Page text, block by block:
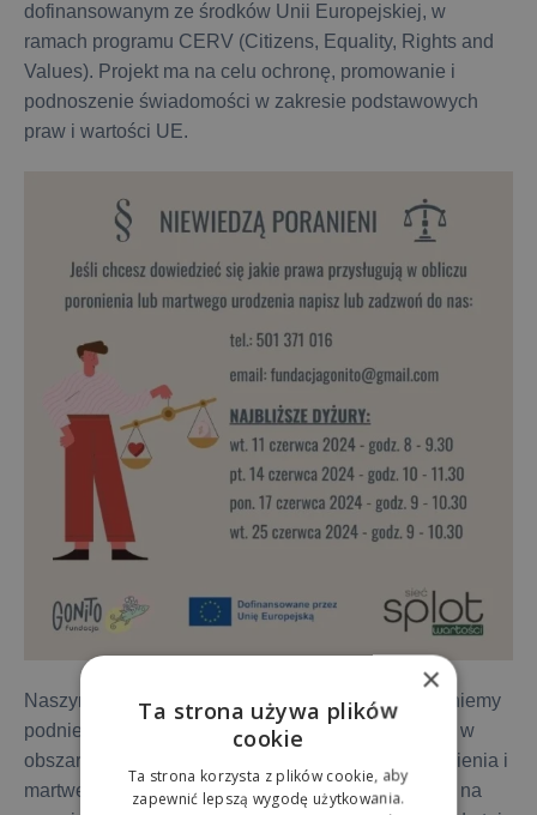
dofinansowanym ze środków Unii Europejskiej, w
ramach programu CERV (Citizens, Equality, Rights and
Values). Projekt ma na celu ochronę, promowanie i
podnoszenie świadomości w zakresie podstawowych
praw i wartości UE.
Naszym projektem pn. „Niewiedzą poranieni” pragniemy
podniesienie świadomość na temat praw i wartości w
obszarze straty okołoporodowej, tj. w
obliczu poronienia i
martwego urodzenia. Tym samym wychodzimy nim na
×
Ta strona używa plików
cookie
Ta strona korzysta z plików cookie, aby
zapewnić lepszą wygodę użytkowania.